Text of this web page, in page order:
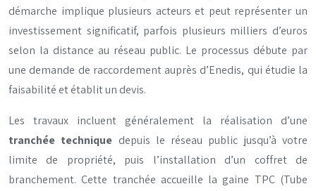
démarche implique plusieurs acteurs et peut représenter un
investissement significatif, parfois plusieurs milliers d’euros
selon la distance au réseau public. Le processus débute par
une demande de raccordement auprès d’Enedis, qui étudie la
faisabilité et établit un devis.
Les travaux incluent généralement la réalisation d’une
tranchée technique depuis le réseau public jusqu’à votre
limite de propriété, puis l’installation d’un coffret de
branchement. Cette tranchée accueille la gaine TPC (Tube